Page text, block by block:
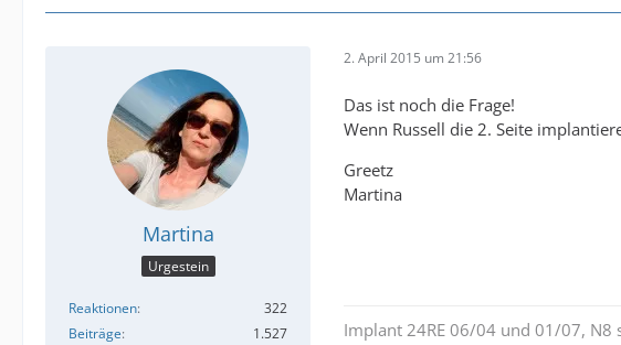
Martina
Urgestein
Reaktionen
322
Beiträge
1.527
2. April 2015 um 21:56
Das ist noch die Frage!
Wenn Russell die 2. Seite
Greetz
Martina
Implant 24RE 06/04 und 01/07, N8